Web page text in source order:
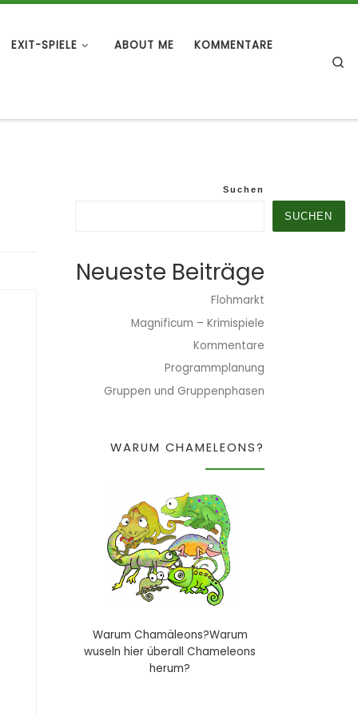
EXIT-SPIELE ABOUT ME KOMMENTARE
Suchen
SUCHEN
Neueste Beiträge
Flohmarkt
Magnificum – Krimispiele
Kommentare
Programmplanung
Gruppen und Gruppenphasen
WARUM CHAMELEONS?
Warum Chamäleons?Warum
wuseln hier überall Chameleons
herum?